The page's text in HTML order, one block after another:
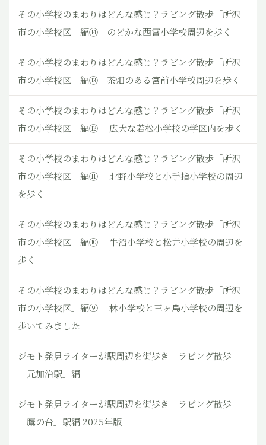
その小学校のまわりはどんな感じ？ラビング散歩「所沢
市の小学校区」編⑭ のどかな西富小学校周辺を歩く
その小学校のまわりはどんな感じ？ラビング散歩「所沢
市の小学校区」編⑬ 茶畑のある宮前小学校周辺を歩く
その小学校のまわりはどんな感じ？ラビング散歩「所沢
市の小学校区」編⑫ 広大な若松小学校の学区内を歩く
その小学校のまわりはどんな感じ？ラビング散歩「所沢
市の小学校区」編⑪ 北野小学校と小手指小学校の周辺
を歩く
その小学校のまわりはどんな感じ？ラビング散歩「所沢
市の小学校区」編⑩ 牛沼小学校と松井小学校の周辺を
歩く
その小学校のまわりはどんな感じ？ラビング散歩「所沢
市の小学校区」編⑨ 林小学校と三ヶ島小学校の周辺を
歩いてみました
ジモト発見ライターが駅周辺を街歩き ラビング散歩
「元加治駅」編
ジモト発見ライターが駅周辺を街歩き ラビング散歩
「鷹の台」駅編 2025年版